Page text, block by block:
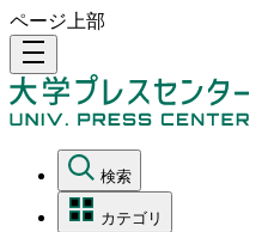
ページ上部
density_medium
検索
カテゴリ